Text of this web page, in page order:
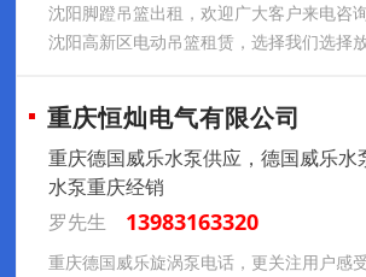
沈阳脚蹬吊篮出租，欢迎广大客户来电咨
沈阳高新区电动吊篮租赁，选择我们选择
重庆恒灿电气有限公司
重庆德国威乐水泵供应，德国威乐水
水泵重庆经销
罗先生
13983163320
重庆德国威乐旋涡泵电话，更关注用户感